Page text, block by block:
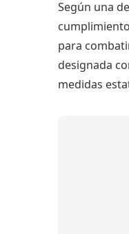
Según una
para
designada
medidas